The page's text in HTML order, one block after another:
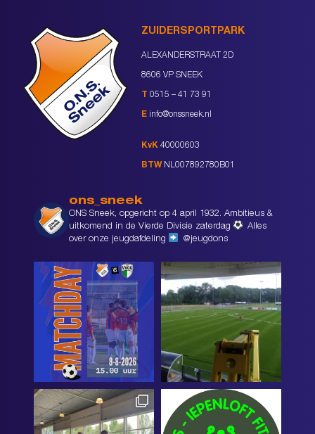
ZUIDERSPORTPARK
ALEXANDERSTRAAT 2D
8606 VP SNEEK
T 0515 – 41 73 91
E info@onssneek.nl
KvK 40000603
BTW NL007892780B01
ons_sneek
ONS Sneek, opgericht op 4 april 1932. Ambitieus &
uitkomend in de Vierde Divisie zaterdag
Alles
over onze jeugdafdeling
@jeugdons